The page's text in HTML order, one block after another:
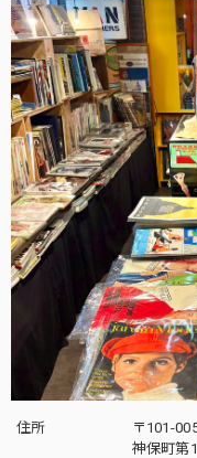
住所
〒101-
神保町第